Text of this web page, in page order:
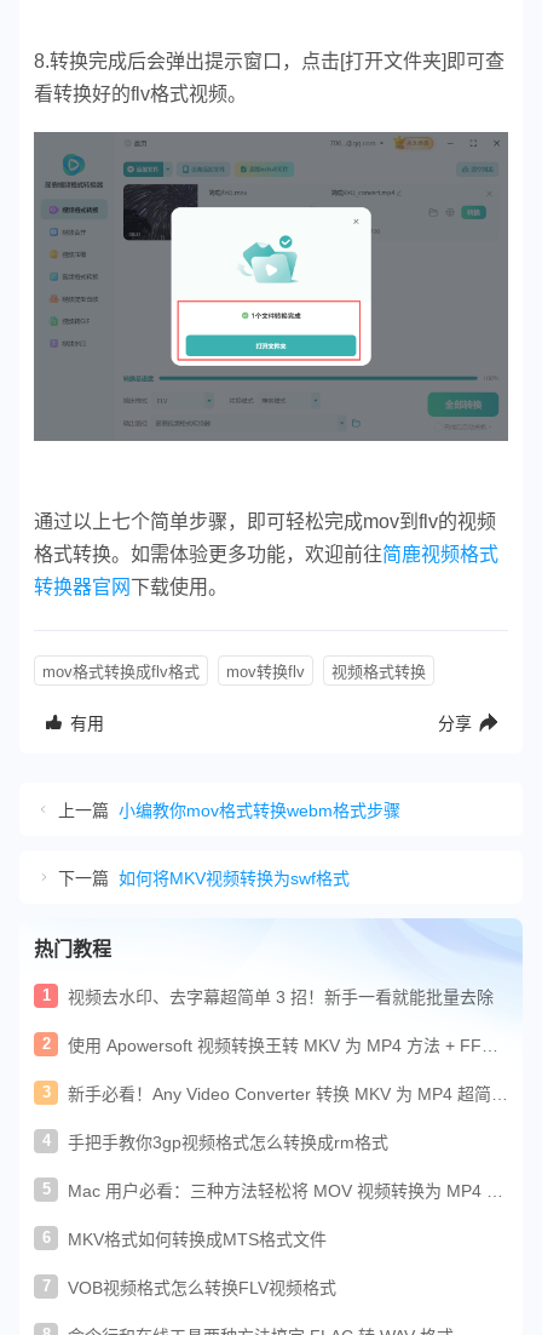
8.转换完成后会弹出提示窗口，点击[打开文件夹]即可查
看转换好的flv格式视频。
通过以上七个简单步骤，即可轻松完成mov到flv的视频
格式转换。如需体验更多功能，欢迎前往简鹿视频格式
转换器官网 下载使用。
mov格式转换成flv格式 mov转换flv 视频格式转换
有用 分享
上一篇 小编教你mov格式转换webm格式步骤
下一篇 如何将MKV视频转换为swf格式
热门教程
1 视频去水印、去字幕超简单 3 招！新手一看就能批量去除
2
使用 Apowersoft 视频转换王转 MKV 为 MP4 方法 + FFmp
3
新手必看！Any Video Converter 转换 MKV 为 MP4 超简单
4 手把手教你3gp视频格式怎么转换成rm格式
5
Mac 用户必看：三种方法轻松将 MOV 视频转换为 MP4 格
6 MKV格式如何转换成MTS格式文件
7 VOB视频格式怎么转换FLV视频格式